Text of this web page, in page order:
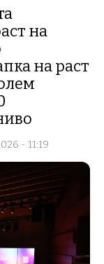
на
на раст
- 11:19